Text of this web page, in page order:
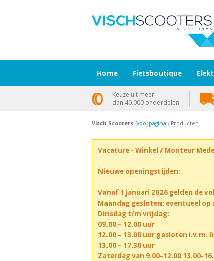
Visch Scooters: Voorpagina › Producten
Vacature - Winkel / Monteur
Nieuwe openingstijden:
Vanaf 1 januari 2026 gelden de
Maandag gesloten: eventueel op
Dinsdag t/m vrijdag:
09.00 – 12.00 uur
12.00 – 13.00 uur gesloten i.v.m.
13.00 – 17.30 uur
Zaterdag van 9.00-12.00 13.00-
Home Fietsboutique
Keuze uit meer
dan 40.000 onderdelen